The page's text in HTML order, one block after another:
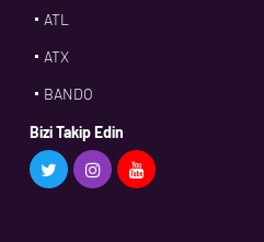
ATL
ATX
BANDO
BMS
CDF
Bizi Takip Edin